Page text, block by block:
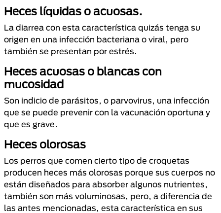
Heces líquidas o acuosas.
La diarrea con esta característica quizás tenga su
origen en una infección bacteriana o viral, pero
también se presentan por estrés.
Heces acuosas o blancas con
mucosidad
Son indicio de parásitos, o parvovirus, una infección
que se puede prevenir con la vacunación oportuna y
que es grave.
Heces olorosas
Los perros que comen cierto tipo de croquetas
producen heces más olorosas porque sus cuerpos no
están diseñados para absorber algunos nutrientes,
también son más voluminosas, pero, a diferencia de
las antes mencionadas, esta característica en sus